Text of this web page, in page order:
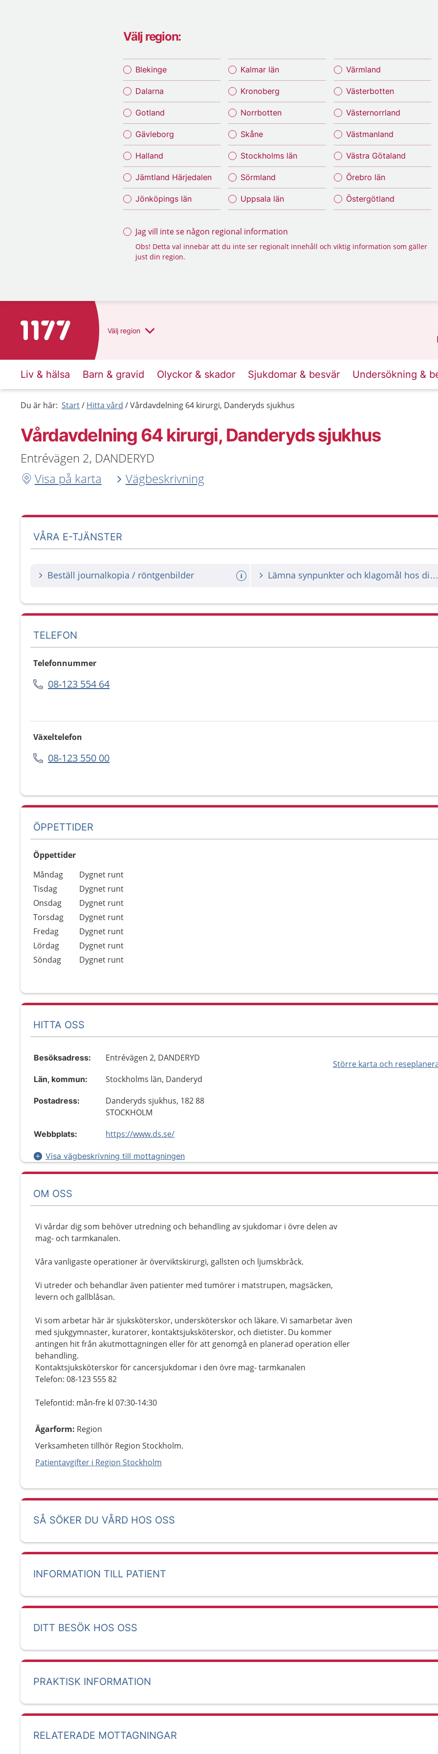
Välj region:
Blekinge
Dalarna
Gotland
Gävleborg
Halland
Jämtland Härjedalen
Jönköpings län
Kalmar län
Kronoberg
Norrbotten
Skåne
Stockholms län
Sörmland
Uppsala län
Värmland
Västerbotten
Västernorrland
Västmanland
Västra Götaland
Örebro län
Östergötland
Jag vill inte se någon regional information
Obs! Detta val innebär att du inte ser regionalt innehåll och viktig information som gäller
just din region.
Till startsidan för 1177 Välj region
Liv & hälsa Barn & gravid Olyckor & skador Sjukdomar & besvär Undersökning &
Du är här: Start Hitta vård Vårdavdelning 64 kirurgi, Danderyds sjukhus
Vårdavdelning 64 kirurgi, Danderyds sjukhus
Entrévägen 2, DANDERYD
Visa på karta
Vägbeskrivning
VÅRA E-TJÄNSTER
Beställ journalkopia / röntgenbilder Lämna synpunkter och klagomål hos din vårdgivare
TELEFON
Telefonnummer
08-123 554 64
Växeltelefon
08-123 550 00
ÖPPETTIDER
Öppettider
Dag
Öppettider
Kommentarer
Måndag
Dygnet runt
Tisdag
Dygnet runt
Onsdag
Dygnet runt
Torsdag
Dygnet runt
Fredag
Dygnet runt
Lördag
Dygnet runt
Söndag
Dygnet runt
HITTA OSS
Större karta och
Besöksadress: Entrévägen 2, DANDERYD
Län, kommun: Stockholms län, Danderyd
Postadress:
Danderyds sjukhus, 182 88
STOCKHOLM
Webbplats: https://www.ds.se/
Visa vägbeskrivning till mottagningen
OM OSS
Vi vårdar dig som behöver utredning och behandling av sjukdomar i övre delen av
mag- och tarmkanalen.
Våra vanligaste operationer är överviktskirurgi, gallsten och ljumskbråck.
Vi utreder och behandlar även patienter med tumörer i matstrupen, magsäcken,
levern och gallblåsan.
Vi som arbetar här är sjuksköterskor, undersköterskor och läkare. Vi samarbetar även
med sjukgymnaster, kuratorer, kontaktsjuksköterskor, och dietister. Du kommer
antingen hit från akutmottagningen eller för att genomgå en planerad operation eller
behandling.
Kontaktsjuksköterskor för cancersjukdomar i den övre mag- tarmkanalen
Telefon: 08-123 555 82
Telefontid: mån-fre kl 07:30-14:30
Ägarform: Region
Verksamheten tillhör Region Stockholm.
Patientavgifter i Region Stockholm
SÅ SÖKER DU VÅRD HOS OSS
INFORMATION TILL PATIENT
DITT BESÖK HOS OSS
PRAKTISK INFORMATION
RELATERADE MOTTAGNINGAR